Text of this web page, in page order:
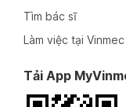
Tìm bác sĩ
Làm việc tại Vinmec
Tải App